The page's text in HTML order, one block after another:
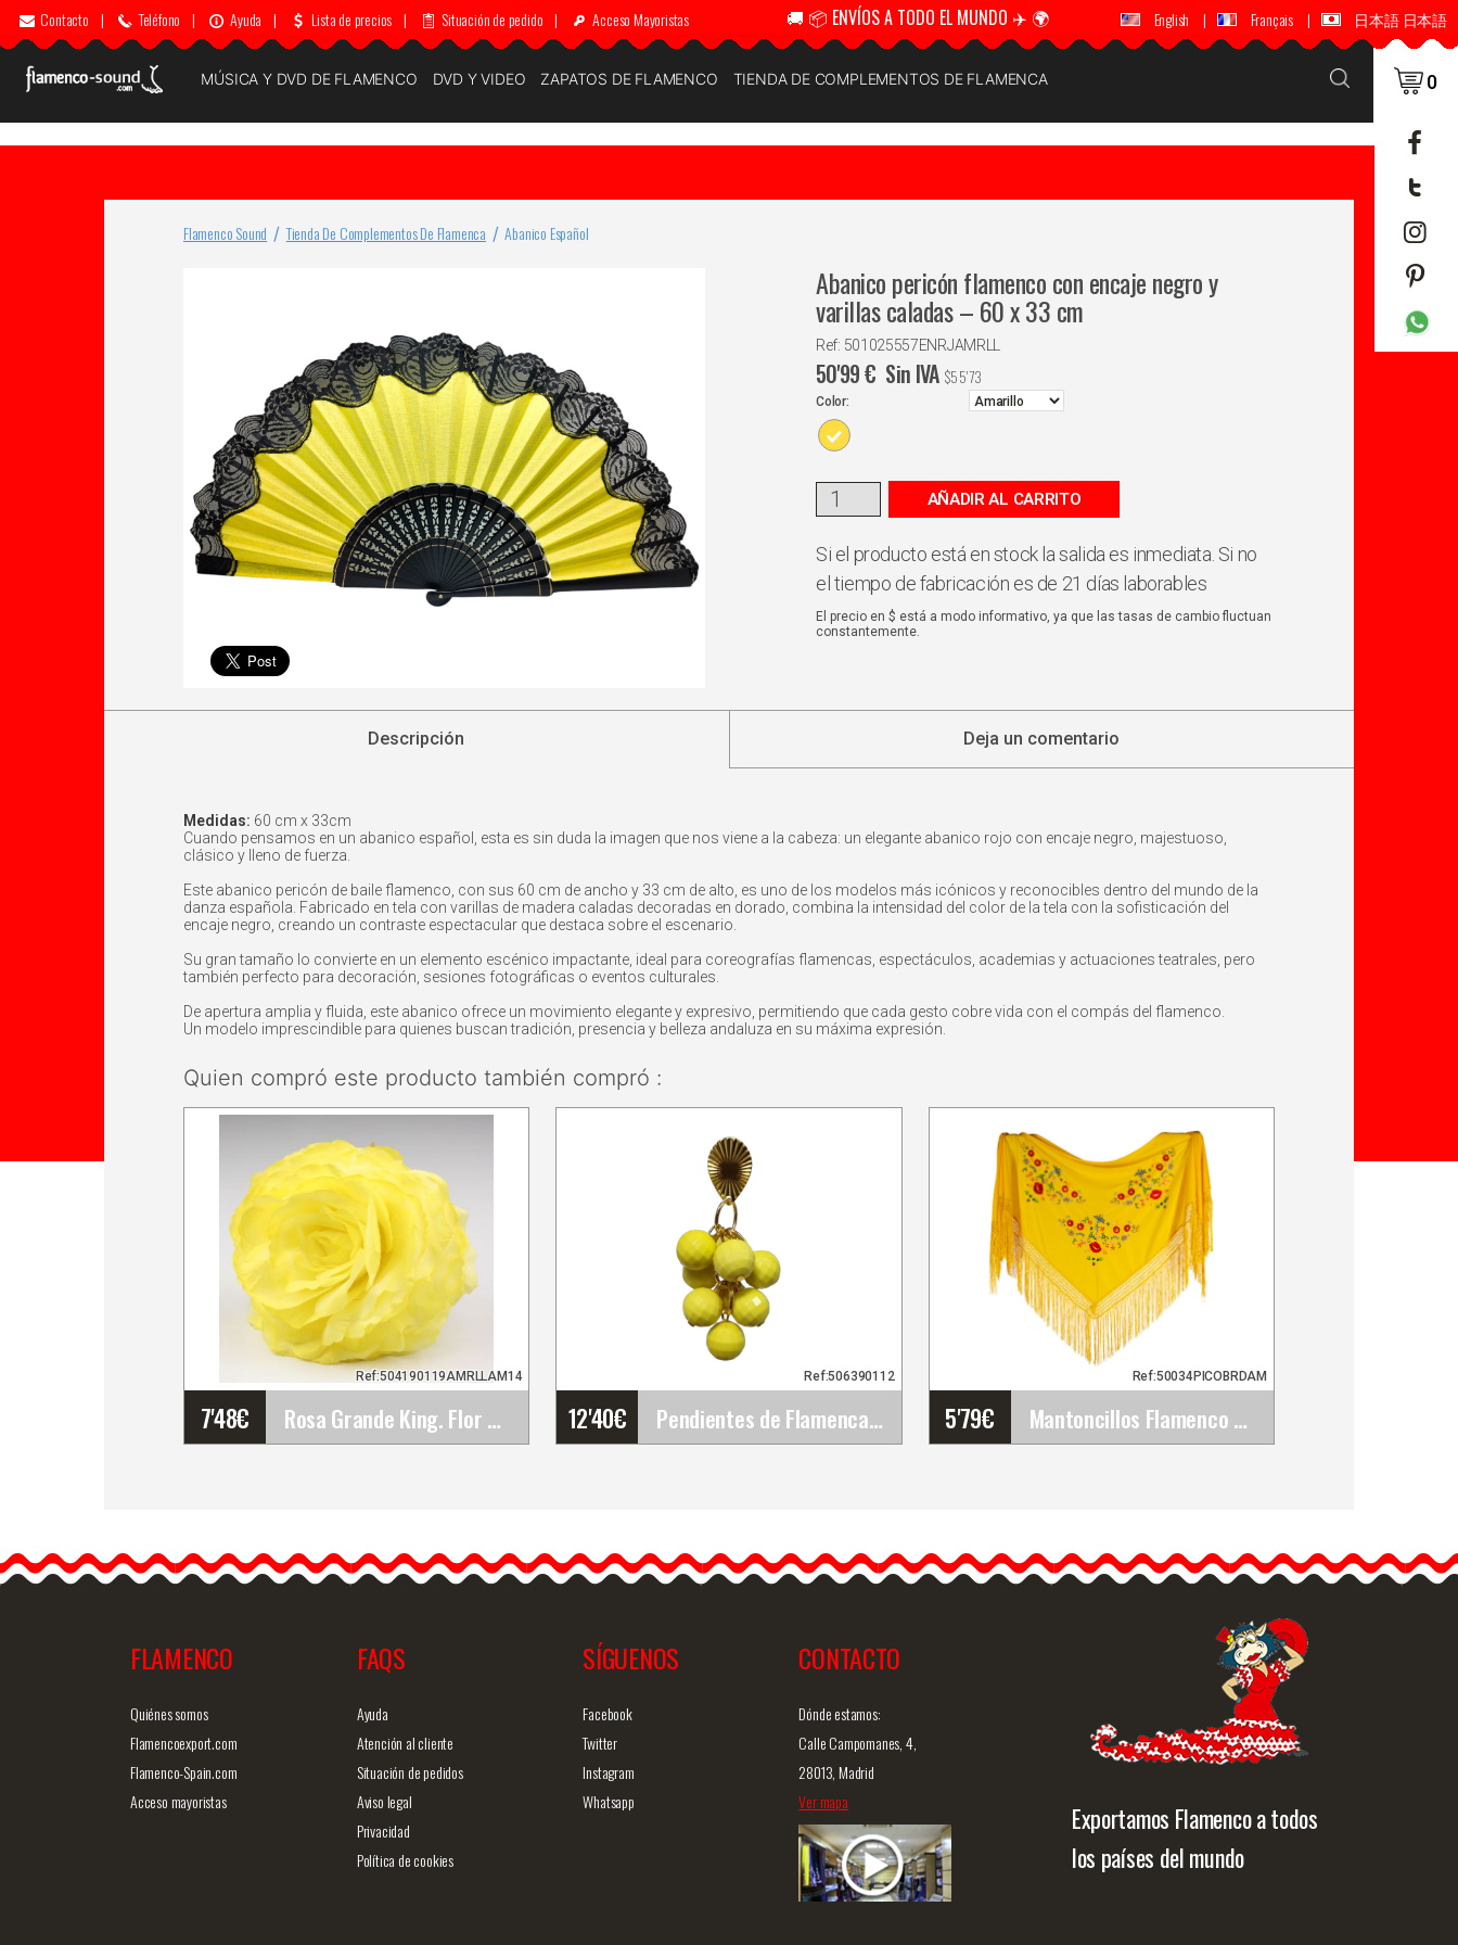
Contacto | Teléfono | Ayuda | Lista de precios | Situación de pedido | Acceso Mayoristas 🚚 📦 ENVÍOS A TODO EL MUNDO ✈️ 🌍 🚚 📦 ENVÍOS A TODO EL MUNDO ✈️ 🌍
English | Français | 日本語 日本語
MÚSICA Y DVD DE FLAMENCO DVD Y VIDEO ZAPATOS DE FLAMENCO TIENDA DE COMPLEMENTOS DE FLAMENCA 0
Flamenco Sound Tienda De Complementos De Flamenca Abanico Español
Abanico pericón flamenco con encaje negro y
varillas caladas – 60 x 33 cm
Ref: 501025557ENRJAMRLL
50'99€ Sin IVA $55'73
Color:
AÑADIR AL CARRITO
Si el producto está en stock la salida es inmediata. Si no
el tiempo de fabricación es de 21 días laborables
El precio en $ está a modo informativo, ya que las tasas de cambio fluctuan
constantemente.
Descripción Deja un comentario
Medidas: 60 cm x 33cm
Cuando pensamos en un abanico español, esta es sin duda la imagen que nos viene a la cabeza: un elegante abanico rojo con encaje negro, majestuoso,
clásico y lleno de fuerza.
Este abanico pericón de baile flamenco, con sus 60 cm de ancho y 33 cm de alto, es uno de los modelos más icónicos y reconocibles dentro del mundo de la
danza española. Fabricado en tela con varillas de madera caladas decoradas en dorado, combina la intensidad del color de la tela con la sofisticación del
encaje negro, creando un contraste espectacular que destaca sobre el escenario.
Su gran tamaño lo convierte en un elemento escénico impactante, ideal para coreografías flamencas, espectáculos, academias y actuaciones teatrales, pero
también perfecto para decoración, sesiones fotográficas o eventos culturales.
De apertura amplia y fluida, este abanico ofrece un movimiento elegante y expresivo, permitiendo que cada gesto cobre vida con el compás del flamenco.
Un modelo imprescindible para quienes buscan tradición, presencia y belleza andaluza en su máxima expresión.
Quien compró este producto también compró :
7'48€ Rosa Grande King. Flor Flamenca Amarillo AM14.&hellip;
Ref:504190119AMRLLAM14
17cm
Los trajes más sencillos,
12'40€ Pendientes de Flamenca y Fiesta
Ref:506390112
Os presentamos
pendientes de flamenca
5'79€ Mantoncillos Flamenco Bordados. 160cm X 80cm
Ref:50034PICOBRDAM
Este pico o mantoncillo de
flamenca de fabricación
Vista rápida
FLAMENCO
Quiénes somos
Flamencoexport.com
Flamenco-Spain.com
Acceso mayoristas
FAQS
Ayuda
Atención al cliente
Situación de pedidos
Aviso legal
Privacidad
Política de cookies
SÍGUENOS
Facebook
Twitter
Instagram
Whatsapp
CONTACTO
Dónde estamos:
Calle Campomanes, 4,
28013, Madrid
Ver mapa
Exportamos Flamenco a todos
los países del mundo